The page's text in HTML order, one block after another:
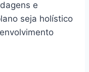
e
seja holístico